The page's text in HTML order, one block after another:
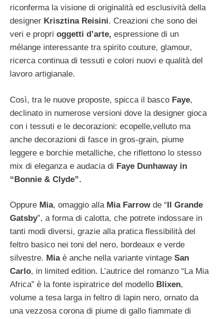
riconferma la visione di originalità ed esclusività della
designer Krisztina Reisini. Creazioni che sono dei
veri e propri oggetti d’arte, espressione di un
mélange interessante tra spirito couture, glamour,
ricerca continua di tessuti e colori nuovi e qualità del
lavoro artigianale.
Così, tra le nuove proposte, spicca il basco Faye,
declinato in numerose versioni dove la designer gioca
con i tessuti e le decorazioni: ecopelle,velluto ma
anche decorazioni di fasce in gros-grain, piume
leggere e borchie metalliche, che riflettono lo stesso
mix di eleganza e audacia di Faye Dunhaway in
“Bonnie & Clyde”.
Oppure Mia, omaggio alla Mia Farrow de “ Il Grande
Gatsby”, a forma di calotta, che potrete indossare in
tanti modi diversi, grazie alla pratica flessibilità del
feltro basico nei toni del nero, bordeaux e verde
silvestre. Miaè anche nella variante vintage San
Carlo, in limited edition. L’autrice del romanzo “La Mia
Africa” è la fonte ispiratrice del modello Blixen,
volume a tesa larga in feltro di lapin nero, ornato da
una vezzosa corona di piume di gallo fiammate di